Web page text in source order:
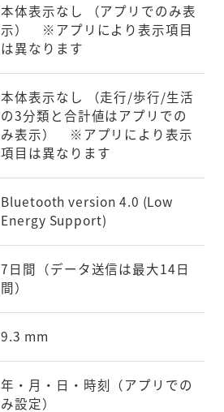
本体表示なし （アプリでのみ表
示） ※アプリにより表示項目
は異なります
本体表示なし （走行/歩行/生活
の3分類と合計値はアプリでの
み表示） ※アプリにより表示
項目は異なります
Bluetooth version 4.0 (Low
Energy Support)
7日間（データ送信は最大14日
間）
9.3 mm
年・月・日・時刻（アプリでの
み設定）